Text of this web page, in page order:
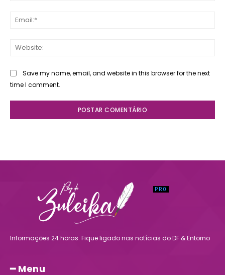
Save my name, email, and website in this browser for the next
time I comment.
Informações 24 horas. Fique ligado nas notícias do DF & Entorno
━ Menu